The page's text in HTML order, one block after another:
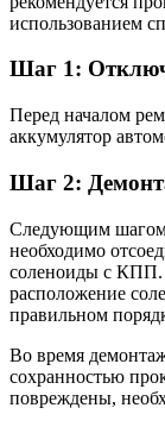
использованием
Шаг 1:
Перед началом
аккумулятор
Шаг 2:
Следующим шагом
необходимо
соленоиды с КПП.
расположение
правильном
Во время
сохранностью
повреждены,